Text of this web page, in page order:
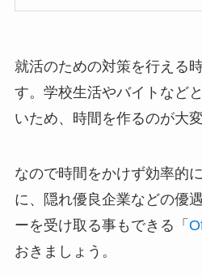
就活のための対策を行える
す。学校生活やバイトなど
いため、時間を作るのが大
なので時間をかけず効率的
に、隠れ優良企業などの優
ーを受け取る事もできる「
おきましょう。